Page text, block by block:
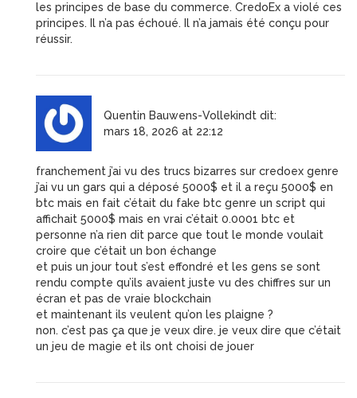
les principes de base du commerce. CredoEx a violé ces
principes. Il n’a pas échoué. Il n’a jamais été conçu pour
réussir.
Quentin Bauwens-Vollekindt dit:
mars 18, 2026 at 22:12
franchement j’ai vu des trucs bizarres sur credoex genre
j’ai vu un gars qui a déposé 5000$ et il a reçu 5000$ en
btc mais en fait c’était du fake btc genre un script qui
affichait 5000$ mais en vrai c’était 0.0001 btc et
personne n’a rien dit parce que tout le monde voulait
croire que c’était un bon échange
et puis un jour tout s’est effondré et les gens se sont
rendu compte qu’ils avaient juste vu des chiffres sur un
écran et pas de vraie blockchain
et maintenant ils veulent qu’on les plaigne ?
non. c’est pas ça que je veux dire. je veux dire que c’était
un jeu de magie et ils ont choisi de jouer